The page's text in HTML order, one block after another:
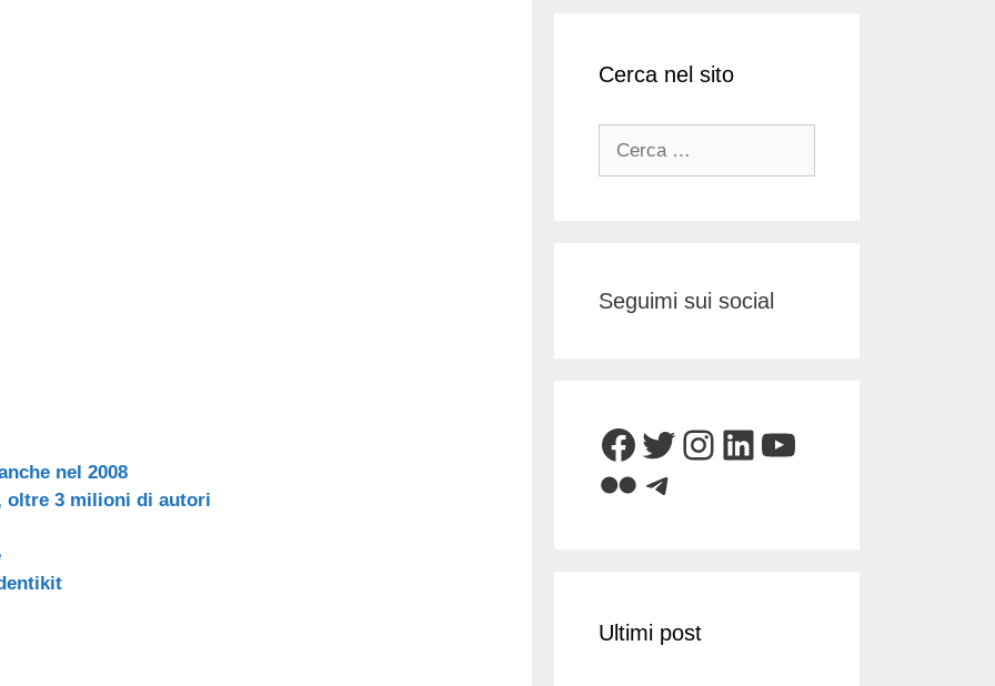
nel 2008
3 milioni di autori
Cerca nel sito
Seguimi sui social
Facebook
Twitter
Instagram
LinkedIn
YouTube
FlickrTelegram
Ultimi post